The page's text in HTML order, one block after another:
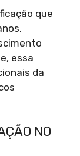
que
essa
da
NO